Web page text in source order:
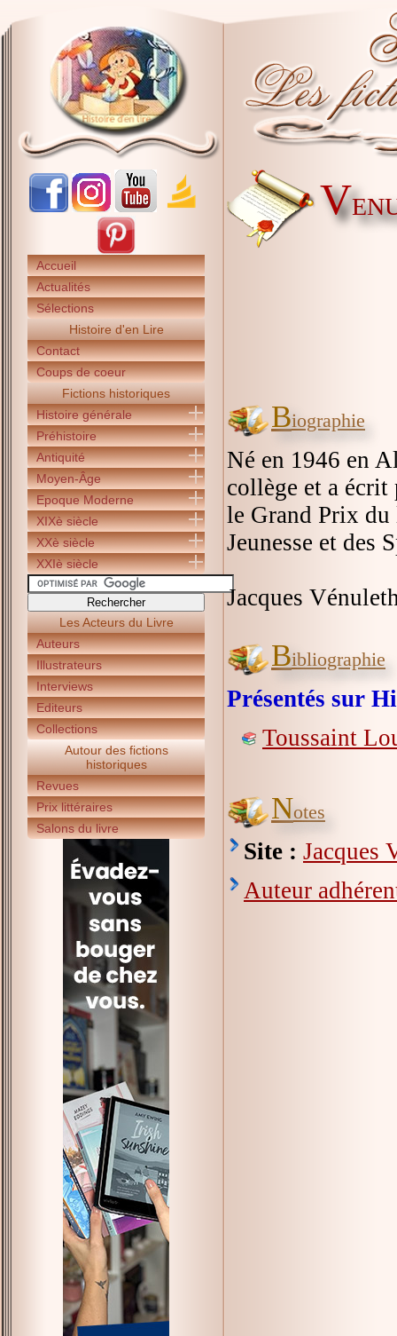
Accueil
Actualités
Sélections
Histoire d'en Lire
Contact
Coups de coeur
Fictions historiques
Histoire générale
Préhistoire
Antiquité
Moyen-Âge
Epoque Moderne
XIXè siècle
XXè siècle
XXIè siècle
Les Acteurs du Livre
Auteurs
Illustrateurs
Interviews
Editeurs
Collections
Autour des fictions
historiques
Revues
Prix littéraires
Salons du livre
V
Biographie
Né en 1946 en
collège et a écrit
le Grand Prix du
Jeunesse et des
Jacques
Bibliographie
Présentés sur
Toussaint
Notes
Site : Jacques
Auteur